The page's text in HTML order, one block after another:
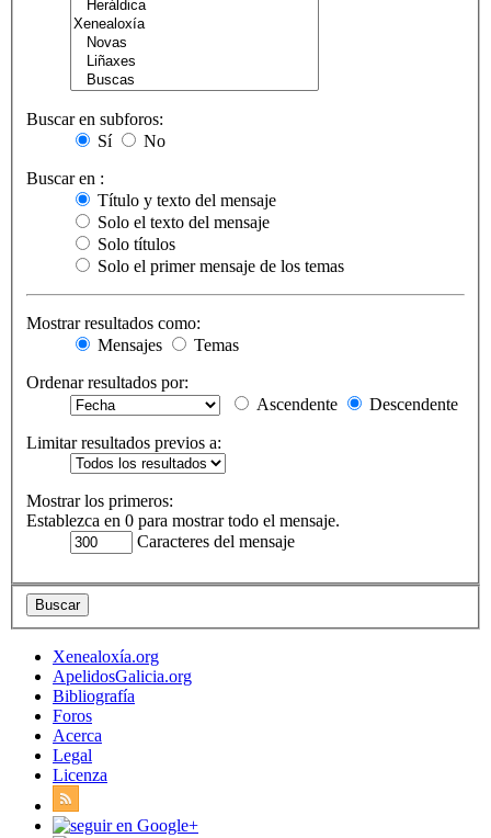
Buscar en subforos:
Sí
No
Buscar en :
Título y texto del mensaje
Solo el texto del mensaje
Solo títulos
Solo el primer mensaje de los temas
Mostrar resultados como:
Mensajes
Temas
Ordenar resultados por:
Ascendente
Descendente
Limitar resultados previos a:
Mostrar los primeros:
Establezca en 0 para mostrar todo el mensaje.
Caracteres del mensaje
Xenealoxía.org
ApelidosGalicia.org
Bibliografía
Foros
Acerca
Legal
Licenza